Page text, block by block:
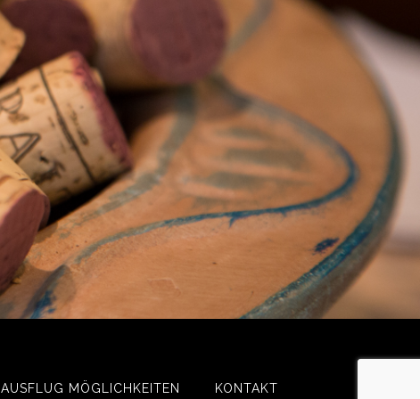
AUSFLUG MÖGLICHKEITEN KONTAKT